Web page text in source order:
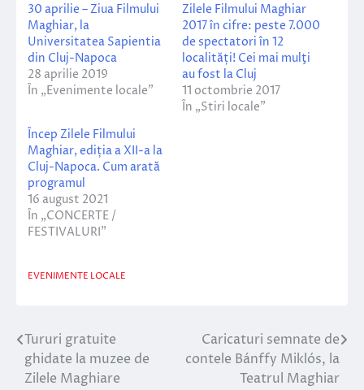
30 aprilie – Ziua Filmului
Maghiar, la
Universitatea Sapientia
din Cluj-Napoca
28 aprilie 2019
În „Evenimente locale”
Zilele Filmului Maghiar
2017 în cifre: peste 7.000
de spectatori în 12
localități! Cei mai mulţi
au fost la Cluj
11 octombrie 2017
În „Stiri locale”
Încep Zilele Filmului
Maghiar, ediția a XII-a la
Cluj-Napoca. Cum arată
programul
16 august 2021
În „CONCERTE /
FESTIVALURI”
EVENIMENTE LOCALE
Navigare
în
Tururi gratuite
ghidate la muzee de
Zilele Maghiare
Caricaturi semnate de
contele Bánffy Miklós, la
Teatrul Maghiar